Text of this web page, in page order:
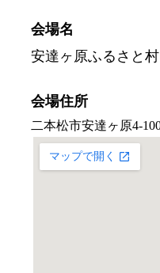
会場名
安達ヶ原ふるさと村
会場住所